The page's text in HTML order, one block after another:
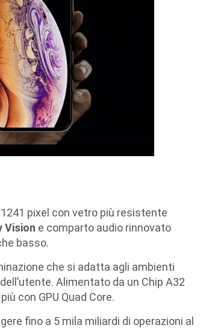
pixel con vetro più resistente
Vision e comparto audio rinnovato
basso.
che si adatta agli ambienti
Alimentato da un Chip A32
con GPU Quad Core.
fino a 5 mila miliardi di operazioni al